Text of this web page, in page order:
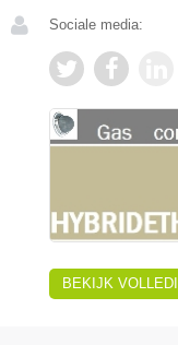
Sociale media:
BEKIJK